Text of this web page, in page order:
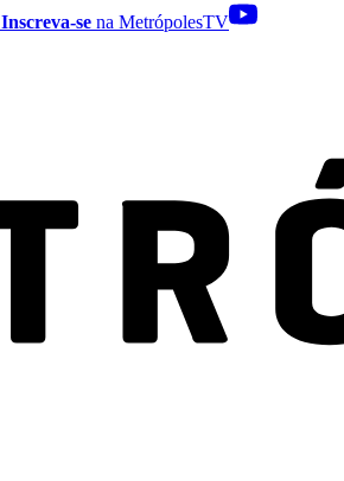
Inscreva-se na MetrópolesTV